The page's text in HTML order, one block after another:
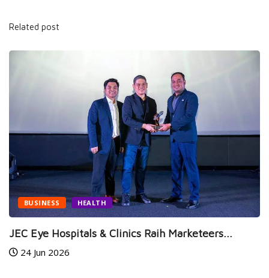
Related post
NEWS SPORTS
Jelang MotoGP Mandalika 2026,
14 Jul 2026